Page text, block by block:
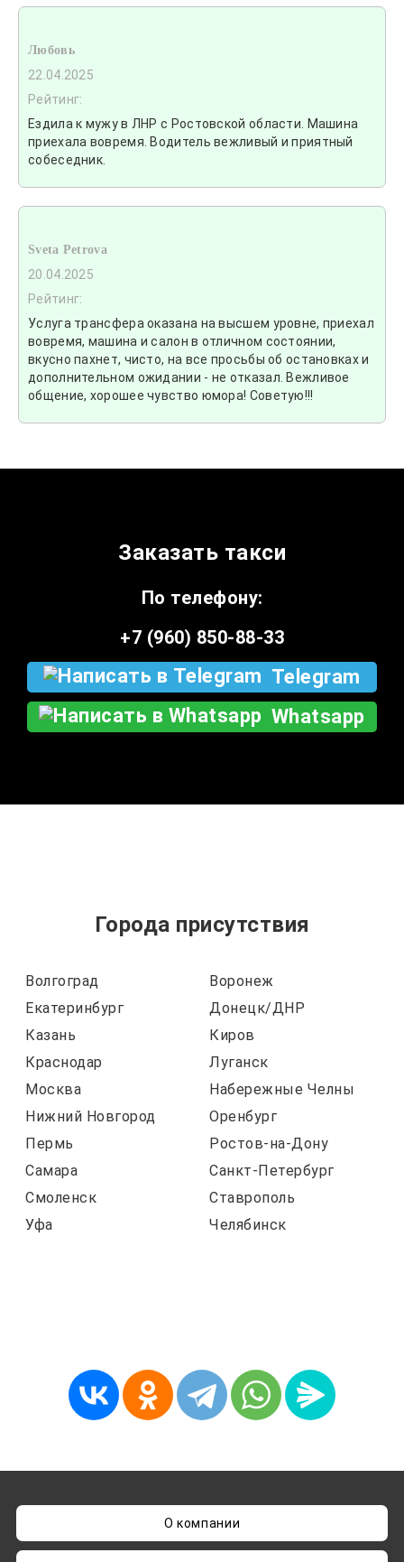
Любовь
22.04.2025
Рейтинг:
Ездила к мужу в ЛНР с Ростовской области. Машина
приехала вовремя. Водитель вежливый и приятный
собеседник.
Sveta Petrova
20.04.2025
Рейтинг:
Услуга трансфера оказана на высшем уровне, приехал
вовремя, машина и салон в отличном состоянии,
вкусно пахнет, чисто, на все просьбы об остановках и
дополнительном ожидании - не отказал. Вежливое
общение, хорошее чувство юмора! Советую!!!
Заказать такси
По телефону:
+7 (960) 850-88-33
Telegram
Whatsapp
Города присутствия
Волгоград
Воронеж
Екатеринбург
Донецк/ДНР
Казань
Киров
Краснодар
Луганск
Москва
Набережные Челны
Нижний Новгород
Оренбург
Пермь
Ростов-на-Дону
Самара
Санкт-Петербург
Смоленск
Ставрополь
Уфа
Челябинск
О компании